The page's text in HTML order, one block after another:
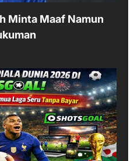
Minta Maaf Namun